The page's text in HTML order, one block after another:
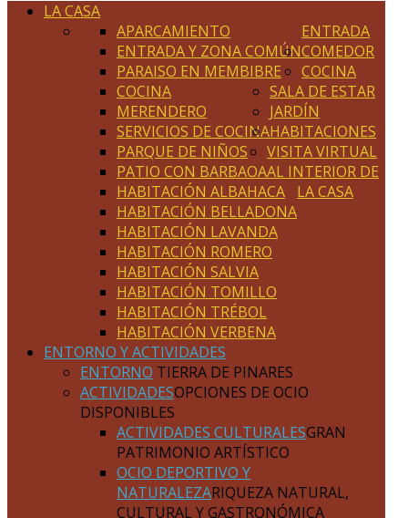
LA CASA
ENTRADA
APARCAMIENTO
ENTRADA Y ZONA COMÚN
PARAISO EN MEMBIBRE
COMEDOR
COCINA
COCINA
MERENDERO
SERVICIOS DE COCINA
SALA DE ESTAR
JARDÍN
PARQUE DE NIÑOS
PATIO CON BARBAOA
HABITACIONES
HABITACIÓN ALBAHACA
HABITACIÓN BELLADONA
HABITACIÓN LAVANDA
HABITACIÓN ROMERO
HABITACIÓN SALVIA
HABITACIÓN TOMILLO
HABITACIÓN TRÉBOL
HABITACIÓN VERBENA
VISITA VIRTUAL
AL INTERIOR DE
LA CASA
ENTORNO Y ACTIVIDADES
ENTORNO TIERRA DE PINARES
ACTIVIDADESOPCIONES DE OCIO
DISPONIBLES
ACTIVIDADES CULTURALESGRAN
PATRIMONIO ARTÍSTICO
OCIO DEPORTIVO Y
NATURALEZARIQUEZA NATURAL,
CULTURAL Y GASTRONÓMICA